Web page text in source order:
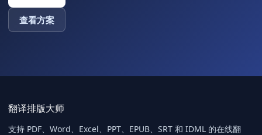
查看方案
翻译排版大师
支持 PDF、Word、Excel、PPT、EPUB、SRT 和 IDML 的在线翻